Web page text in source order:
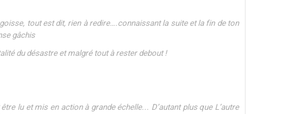
tout est dit, rien à redire….connaissant la suite et la fin de ton
gâchis
du désastre et malgré tout à rester debout !
lu et mis en action à grande échelle... D’autant plus que L’autre